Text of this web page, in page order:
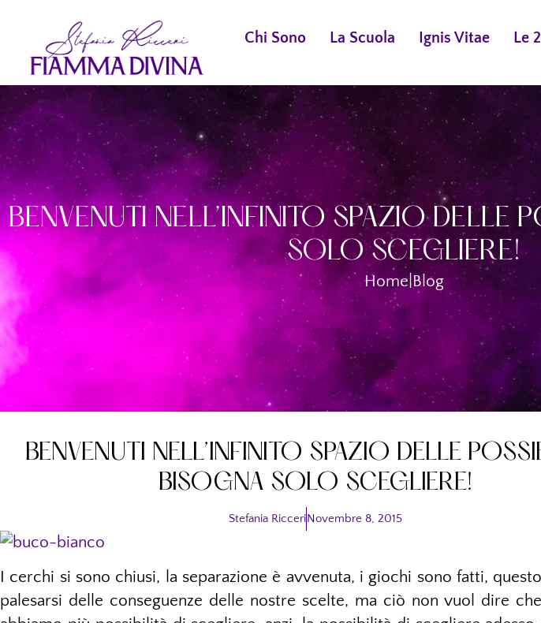
Chi Sono La Scuola Ignis Vitae Le
BENVENUTI NELL’INFINITO SPAZIO DELLE
SOLO SCEGLIERE!
Home|Blog
BENVENUTI NELL’INFINITO SPAZIO DELLE
BISOGNA SOLO SCEGLIERE!
Stefania RicceriNovembre 8, 2015
I cerchi si sono chiusi, la separazione è avvenuta, i giochi sono fatti,
palesarsi delle conseguenze delle nostre scelte, ma ciò non vuol dire